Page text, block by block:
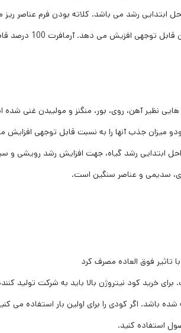
ابتدایی رشد می باشد. کلاته بودن فرم عناصر ریز
موجود در این محصول مانع رسوب عناصر، در خاک شده و میزان جذب آنها را به میزان قابل توجهی
هایی نظیر آهن، روی، بور، منگنز و مولیبدن غنی
میزان جذب آنها را به نسبت قابل توجهی افزایش
ابتدایی رشد گیاه، جهت افزایش رشد رویشی و
تاثیر فوق العاده مصرف کرد
خرید کود نیتروژن بالا باید به شرکت تولید
باشد. اگر کودی را برای اولین بار استفاده می
استفاده کنید.